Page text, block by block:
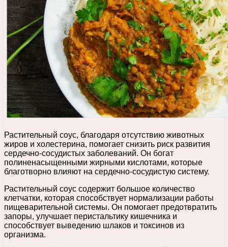
Растительный соус, благодаря отсутствию животных
жиров и холестерина, помогает снизить риск развития
сердечно-сосудистых заболеваний. Он богат
полиненасыщенными жирными кислотами, которые
благотворно влияют на сердечно-сосудистую систему.
Растительный соус содержит большое количество
клетчатки, которая способствует нормализации работы
пищеварительной системы. Он помогает предотвратить
запоры, улучшает перистальтику кишечника и
способствует выведению шлаков и токсинов из
организма.